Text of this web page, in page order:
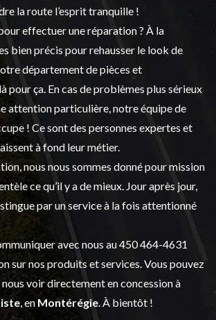
la route l’esprit tranquille !
effectuer une réparation ? À la
bien précis pour rehausser le look de
département depièces et
pour ça. En cas de problèmes plus sérieux
attention particulière, notre équipe de
! Ce sont des personnes expertes et
à fond leur métier.
nous nous sommes donné pour mission
ce qu’il y a de mieux. Jour après jour,
par un service à la fois attentionné
avec nous au450 464-4631
sur nos produits et services. Vous pouvez
voir directement en concession à
, en Montérégie . À bientôt !